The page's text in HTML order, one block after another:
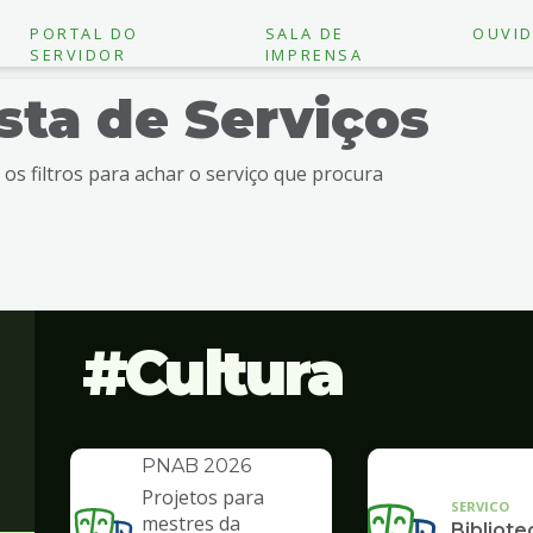
PORTAL DO
SERVIDOR
SALA DE
IMPRENSA
de Serviços
os filtros para achar o serviço que procura
Cultura
INSTITUCIONAL
PNAB 2026
Projetos para
mestres da
SERVICO